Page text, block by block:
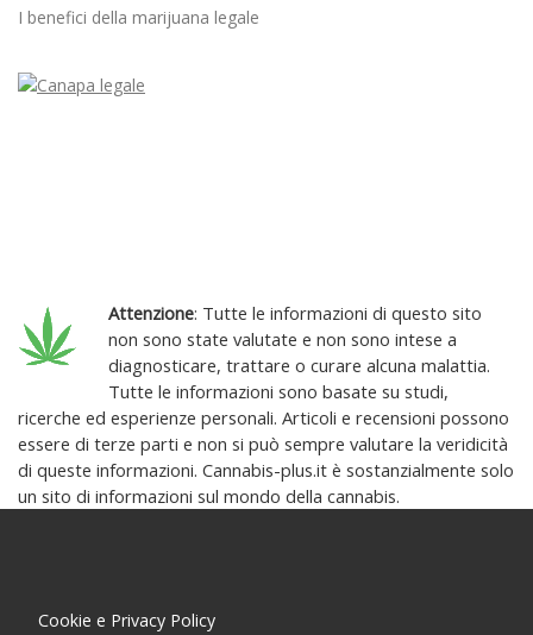
I benefici della marijuana legale
Attenzione: Tutte le informazioni di questo sito
non sono state valutate e non sono intese a
diagnosticare, trattare o curare alcuna malattia.
Tutte le informazioni sono basate su studi,
ricerche ed esperienze personali. Articoli e recensioni possono
essere di terze parti e non si può sempre valutare la veridicità
di queste informazioni. Cannabis-plus.it è sostanzialmente solo
un sito di informazioni sul mondo della cannabis.
Cookie e Privacy Policy